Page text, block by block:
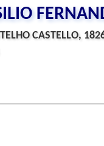
CASTELLO,